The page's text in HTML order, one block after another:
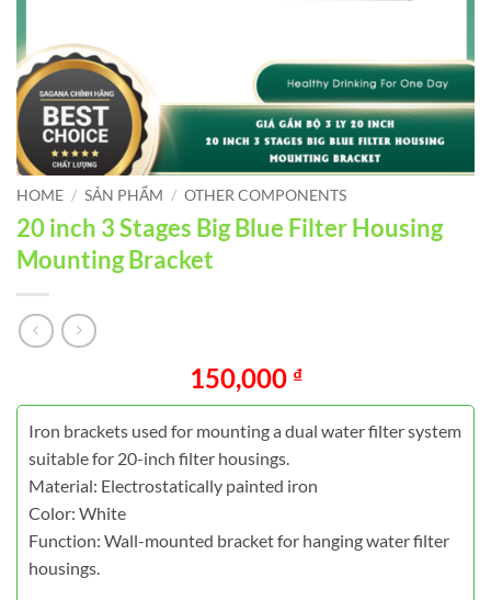
HOME / SẢN PHẨM / OTHER COMPONENTS
20 inch 3 Stages Big Blue Filter Housing
Mounting Bracket
150,000 ₫
Iron brackets used for mounting a dual water filter system
suitable for 20-inch filter housings.
Material: Electrostatically painted iron
Color: White
Function: Wall-mounted bracket for hanging water filter
housings.